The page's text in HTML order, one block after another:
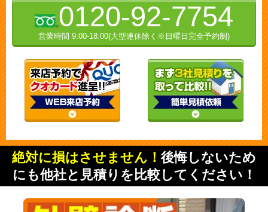
0120-92-7754
営業時間 9:00-18:00(大型連休除く※日曜日完全予約制)
絶対に損はさせません！ 後悔しないため
にも他社と見積りを比較してください！